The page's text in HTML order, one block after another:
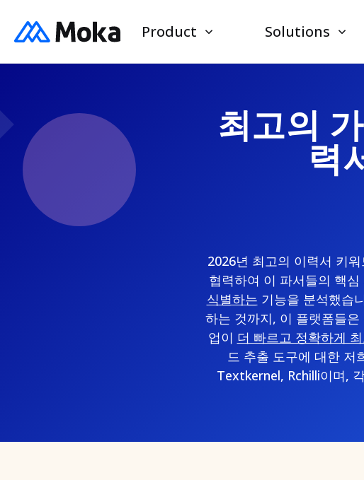
Product Solutions
최고의
력
2026년 최고의 이력서 키
협력하여 이 파서들의 핵
식별하는 기능을 분석했습
하는 것까지, 이 플랫폼들
업이 더 빠르고 정확하게
드 추출 도구에 대한
Textkernel, Rchilli이며,